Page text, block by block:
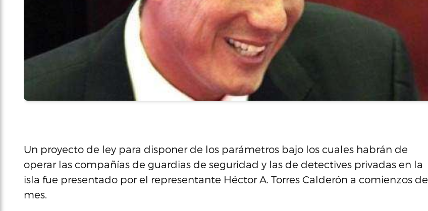
Un proyecto de ley para disponer de los parámetros bajo los cuales habrán de
operar las compañías de guardias de seguridad y las de detectives privadas en la
isla fue presentado por el representante Héctor A. Torres Calderón a comienzos de
mes.